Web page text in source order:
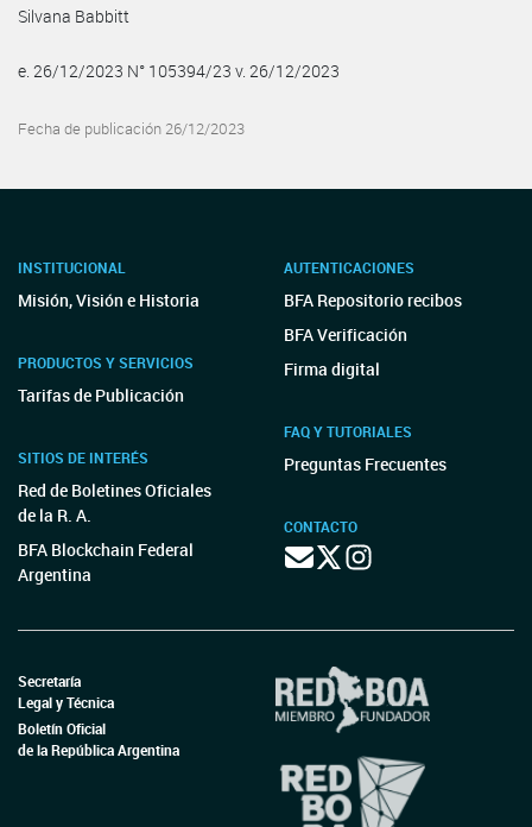
Silvana Babbitt
e. 26/12/2023 N° 105394/23 v. 26/12/2023
Fecha de publicación 26/12/2023
INSTITUCIONAL
Misión, Visión e Historia
PRODUCTOS Y SERVICIOS
Tarifas de Publicación
SITIOS DE INTERÉS
Red de Boletines Oficiales
de la R. A.
BFA Blockchain Federal
Argentina
AUTENTICACIONES
BFA Repositorio recibos
BFA Verificación
Firma digital
FAQ Y TUTORIALES
Preguntas Frecuentes
CONTACTO
Secretaría
Legal y Técnica
Boletín Oficial
de la República Argentina